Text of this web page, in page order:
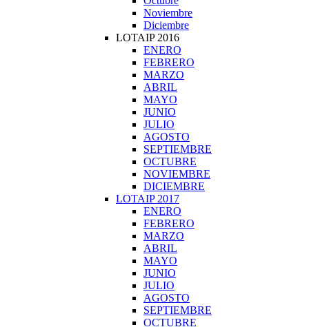
Noviembre
Diciembre
LOTAIP 2016
ENERO
FEBRERO
MARZO
ABRIL
MAYO
JUNIO
JULIO
AGOSTO
SEPTIEMBRE
OCTUBRE
NOVIEMBRE
DICIEMBRE
LOTAIP 2017
ENERO
FEBRERO
MARZO
ABRIL
MAYO
JUNIO
JULIO
AGOSTO
SEPTIEMBRE
OCTUBRE